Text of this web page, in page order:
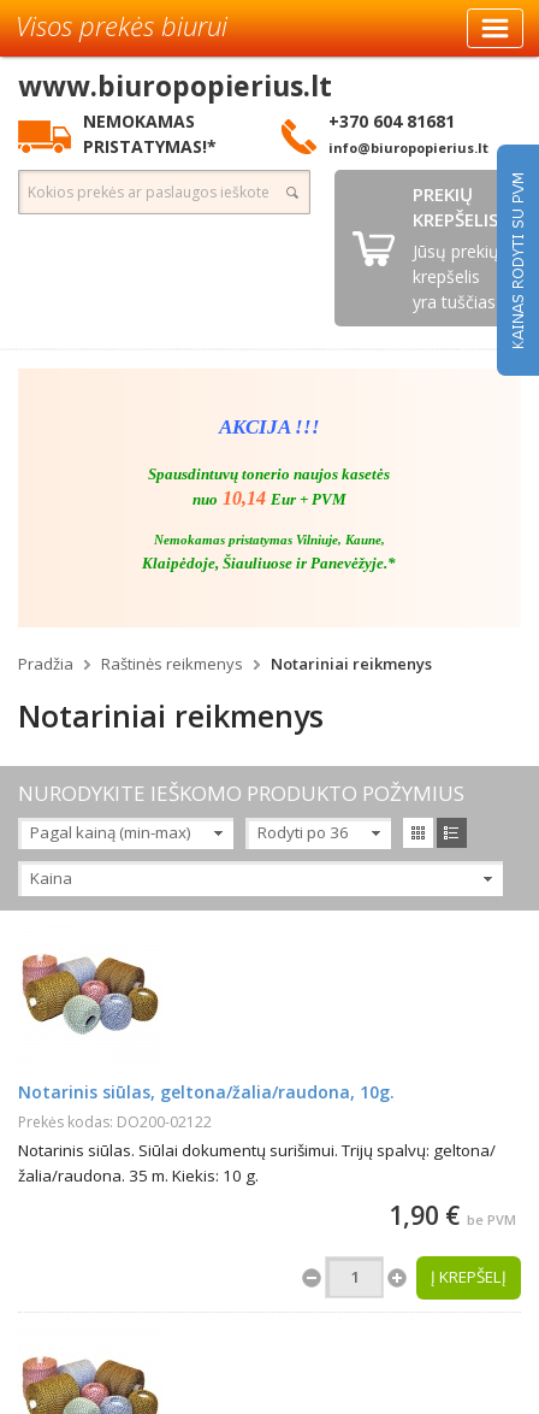
Visos prekės biurui
www.biuropopierius.lt
NEMOKAMAS
PRISTATYMAS!*
+370 604 81681
info@biuropopierius.lt
PREKIŲ
KREPŠELIS
Jūsų prekių
krepšelis
yra tuščias
AKCIJA !!!
Spausdintuvų tonerio naujos kasetės
nuo 10,14 Eur + PVM
Nemokamas pristatymas Vilniuje, Kaune,
Klaipėdoje, Šiauliuose ir Panevėžyje.*
Pradžia Raštinės reikmenys Notariniai reikmenys
Notariniai reikmenys
NURODYKITE IEŠKOMO PRODUKTO POŽYMIUS
Pagal kainą (min-max) Rodyti po 36
Kaina
Notarinis siūlas, geltona/žalia/raudona, 10g.
Prekės kodas: DO200-02122
Notarinis siūlas. Siūlai dokumentų surišimui. Trijų spalvų: geltona/
žalia/raudona. 35 m. Kiekis: 10 g.
1,90 € be PVM
Į KREPŠELĮ